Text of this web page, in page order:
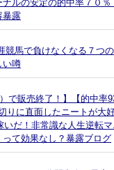
ナルの安定の的中率７０
暴露
競馬で負けなくなる７つ
い噂
）で販売終了！】【的中率
りに直面したニートが大
いだ！非常識な人生逆転
て効果なし？暴露ブログ